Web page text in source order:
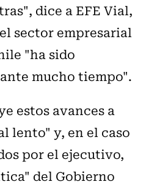
dice a EFE Vial,
sector empresarial
"ha sido
mucho tiempo".
estos avances a
lento" y, en el caso
por el ejecutivo,
del Gobierno